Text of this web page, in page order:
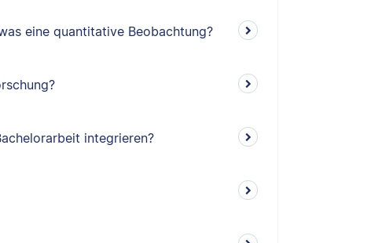
eine quantitative Beobachtung?
integrieren?